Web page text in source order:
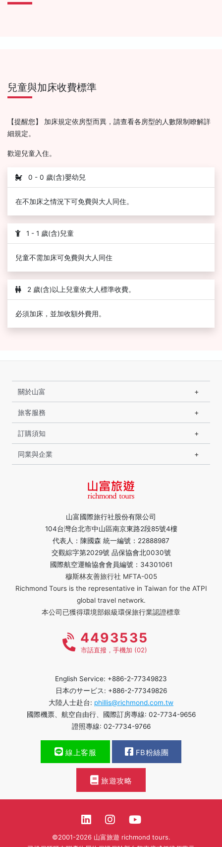
兒童與加床收費標準
【提醒您】 加床規定依房型而異，請查看各房型的人數限制瞭解詳
細規定。
歡迎兒童入住。
0 - 0 歲(含)嬰幼兒
在不加床之情況下可免費與大人同住。
1 - 1 歲(含)兒童
兒童不需加床可免費與大人同住
2 歲(含)以上兒童依大人標準收費。
必須加床，並加收額外費用。
山富國際旅行社股份有限公司
104台灣台北市中山區南京東路2段85號4樓
代表人：陳國森 統一編號：22888987
交觀綜字第2029號 品保協會北0030號
國際航空運輸協會會員編號：34301061
穆斯林友善旅行社 MFTA-005
Richmond Tours is the representative in Taiwan for the ATPI
global travel network.
本公司已獲得環境部銀級環保旅行業認證標章
關於山富
旅客服務
訂購須知
同業與企業
4493535
市話直撥，手機加 (02)
English Service: +886-2-77349823
日本のサービス: +886-2-77349826
大陸人士赴台: phillis@richmond.com.tw
國際機票、航空自由行、國際訂房專線: 02-7734-9656
證照專線: 02-7734-9766
線上客服 FB粉絲團
旅遊攻略
©2001-2026 山富旅遊 richmond tours.